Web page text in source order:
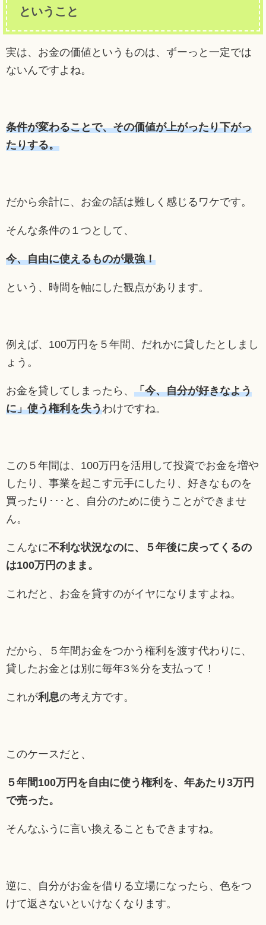
ということ
実は、お金の価値というものは、ずーっと一定では
ないんですよね。
条件が変わることで、その価値が上がったり下がっ
たりする。
だから余計に、お金の話は難しく感じるワケです。
そんな条件の１つとして、
今、自由に使えるものが最強！
という、時間を軸にした観点があります。
例えば、100万円を５年間、だれかに貸したとしまし
ょう。
お金を貸してしまったら、 「今、自分が好きなよう
に」使う権利を失うわけですね。
この５年間は、100万円を活用して投資でお金を増や
したり、事業を起こす元手にしたり、好きなものを
買ったり･･･と、自分のために使うことができませ
ん。
こんなに不利な状況なのに、５年後に戻ってくるの
は100万円のまま。
これだと、お金を貸すのがイヤになりますよね。
だから、５年間お金をつかう権利を渡す代わりに、
貸したお金とは別に毎年3％分を支払って！
これが利息の考え方です。
このケースだと、
５年間100万円を自由に使う権利を、年あたり3万円
で売った。
そんなふうに言い換えることもできますね。
逆に、自分がお金を借りる立場になったら、色をつ
けて返さないといけなくなります。